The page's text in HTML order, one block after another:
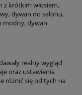
z krótkim włosiem,
dywan do salonu,
modny, dywan
realny wygląd
oraz ustawienia
różnić się od tych na